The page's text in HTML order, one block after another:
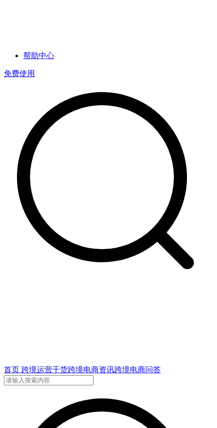
帮助中心
免费使用
首页 跨境运营干货跨境电商资讯跨境电商问答